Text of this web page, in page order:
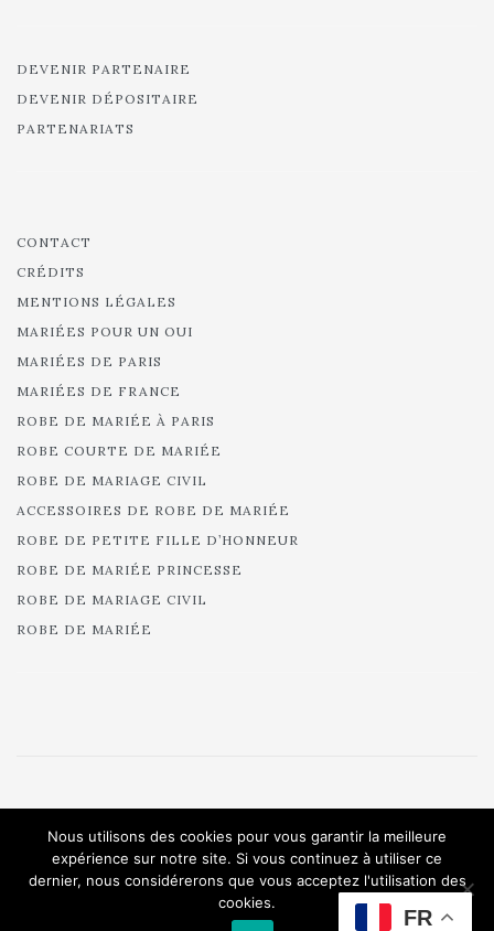
DEVENIR PARTENAIRE
DEVENIR DÉPOSITAIRE
PARTENARIATS
CONTACT
CRÉDITS
MENTIONS LÉGALES
MARIÉES POUR UN OUI
MARIÉES DE PARIS
MARIÉES DE FRANCE
ROBE DE MARIÉE À PARIS
ROBE COURTE DE MARIÉE
ROBE DE MARIAGE CIVIL
ACCESSOIRES DE ROBE DE MARIÉE
ROBE DE PETITE FILLE D’HONNEUR
ROBE DE MARIÉE PRINCESSE
ROBE DE MARIAGE CIVIL
ROBE DE MARIÉE
All rights reserved.
FR
Nous utilisons des cookies pour vous garantir la meilleure
expérience sur notre site. Si vous continuez à utiliser ce
dernier, nous considérerons que vous acceptez l'utilisation des
cookies.